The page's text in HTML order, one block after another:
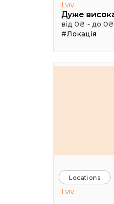
Lviv
від 0₴ - до 0₴
#Локація
Locations
Lviv